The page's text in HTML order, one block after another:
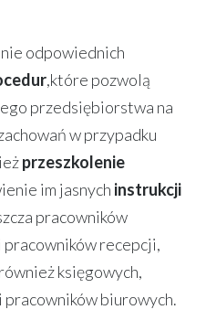
odpowiednich
,które pozwolą
przedsiębiorstwa na
w przypadku
przeszkolenie
im jasnych instrukcji
pracowników
recepcji,
księgowych,
biurowych.